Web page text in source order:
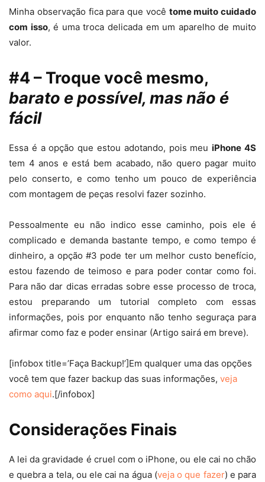
Minha observação fica para que você tome muito cuidado
com isso, é uma troca delicada em um aparelho de muito
valor.
#4 – Troque você mesmo,
barato e possível, mas não é
fácil
Essa é a opção que estou adotando, pois meuiPhone 4S
tem 4 anos e está bem acabado, não quero pagar muito
pelo conserto, e como tenho um pouco de experiência
com montagem de peças resolvi fazer sozinho.
Pessoalmente eu não indico esse caminho, pois ele é
complicado e demanda bastante tempo, e como tempo é
dinheiro, a opção #3 pode ter um melhor custo benefício,
estou fazendo de teimoso e para poder contar como foi.
Para não dar dicas erradas sobre esse processo de troca,
estou preparando um tutorial completo com essas
informações, pois por enquanto não tenho seguraça para
afirmar como faz e poder ensinar (Artigo sairá em breve).
[infobox title=’Faça Backup!’]Em qualquer uma das opções
você tem que fazer backup das suas informações, veja
como aqui.[/infobox]
Considerações Finais
A lei da gravidade é cruel com o iPhone, ou ele cai no chão
e quebra a tela, ou ele cai na água (veja o que fazer) e para